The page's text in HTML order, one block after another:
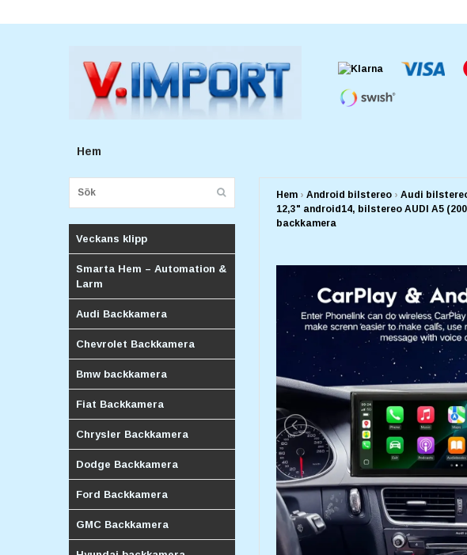
Hem
Veckans klipp
Smarta Hem – Automation &
Larm
Audi Backkamera
Chevrolet Backkamera
Bmw backkamera
Fiat Backkamera
Chrysler Backkamera
Dodge Backkamera
Ford Backkamera
GMC Backkamera
Hem › Android bilstereo › Audi
12,3" android14, bilstereo AUDI A5
backkamera